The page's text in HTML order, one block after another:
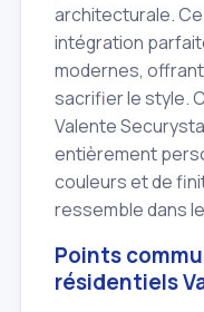
architecturale.
intégration
modernes,
sacrifier le style.
Valente
entièrement
couleurs et de
ressemble dans le
Points
résidentiels